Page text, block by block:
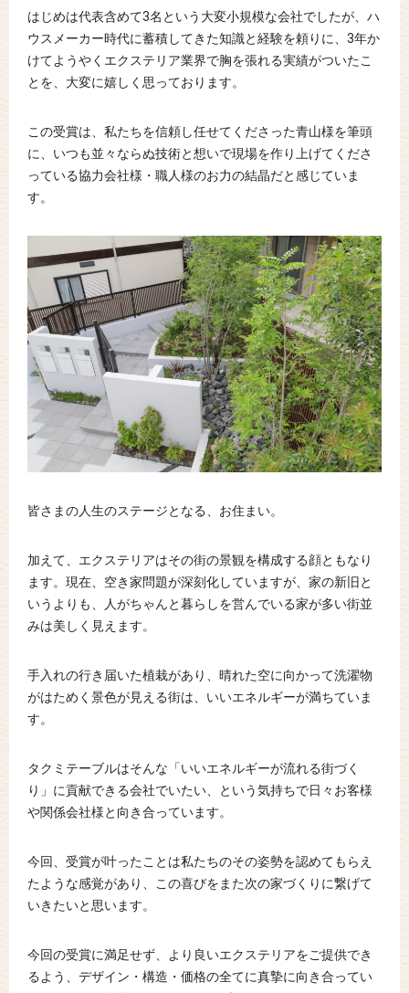
はじめは代表含めて3名という大変小規模な会社でしたが、ハ
ウスメーカー時代に蓄積してきた知識と経験を頼りに、3年か
けてようやくエクステリア業界で胸を張れる実績がついたこ
とを、大変に嬉しく思っております。
この受賞は、私たちを信頼し任せてくださった青山様を筆頭
に、いつも並々ならぬ技術と想いで現場を作り上げてくださ
っている協力会社様・職人様のお力の結晶だと感じていま
す。
皆さまの人生のステージとなる、お住まい。
加えて、エクステリアはその街の景観を構成する顔ともなり
ます。現在、空き家問題が深刻化していますが、家の新旧と
いうよりも、人がちゃんと暮らしを営んでいる家が多い街並
みは美しく見えます。
手入れの行き届いた植栽があり、晴れた空に向かって洗濯物
がはためく景色が見える街は、いいエネルギーが満ちていま
す。
タクミテーブルはそんな「いいエネルギーが流れる街づく
り」に貢献できる会社でいたい、という気持ちで日々お客様
や関係会社様と向き合っています。
今回、受賞が叶ったことは私たちのその姿勢を認めてもらえ
たような感覚があり、この喜びをまた次の家づくりに繋げて
いきたいと思います。
今回の受賞に満足せず、より良いエクステリアをご提供でき
るよう、デザイン・構造・価格の全てに真摯に向き合ってい